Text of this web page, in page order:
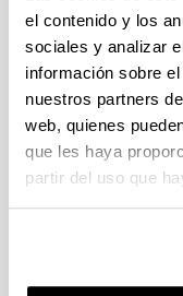
el contenido y los
sociales y analizar
información sobre
nuestros partners
web, quienes
que les haya
partir del uso que
Proyectos
En la
vascos en